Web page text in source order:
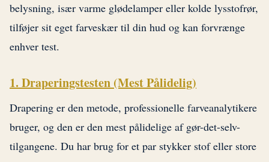
belysning, især varme glødelamper eller kolde lysstofrør,
tilføjer sit eget farveskær til din hud og kan forvrænge
enhver test.
1. Draperingstesten (Mest Pålidelig)
Drapering er den metode, professionelle farveanalytikere
bruger, og den er den mest pålidelige af gør-det-selv-
tilgangene. Du har brug for et par stykker stof eller store